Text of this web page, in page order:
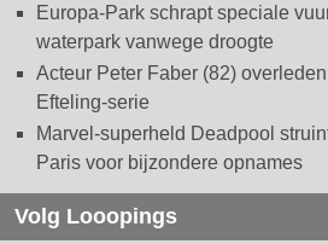
Europa-Park schrapt speciale
waterpark vanwege droogte
Acteur Peter Faber (82)
Efteling-serie
Marvel-superheld Deadpool
Paris voor bijzondere opnames
Volg Looopings